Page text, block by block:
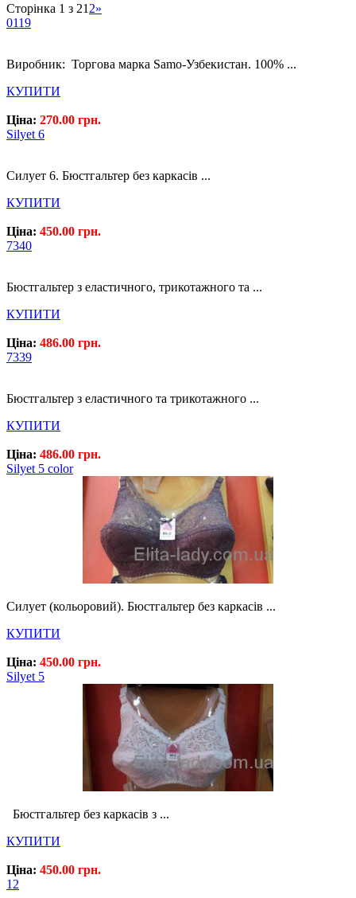
Сторінка 1 з 21 2»
0119
Виробник: Торгова марка Samo-Узбекистан. 100% ...
КУПИТИ
Ціна: 270.00 грн.
Silyet 6
Силует 6. Бюстгальтер без каркасів ...
КУПИТИ
Ціна: 450.00 грн.
7340
Бюстгальтер з еластичного, трикотажного та ...
КУПИТИ
Ціна: 486.00 грн.
7339
Бюстгальтер з еластичного та трикотажного ...
КУПИТИ
Ціна: 486.00 грн.
Silyet 5 color
Силует (кольоровий). Бюстгальтер без каркасів ...
КУПИТИ
Ціна: 450.00 грн.
Silyet 5
Бюстгальтер без каркасів з ...
КУПИТИ
Ціна: 450.00 грн.
12